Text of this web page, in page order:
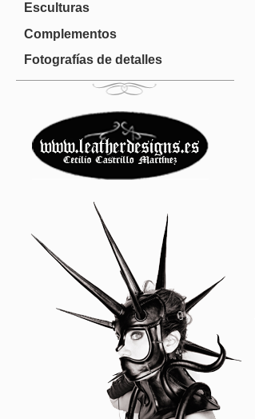
Esculturas
Complementos
Fotografías de detalles